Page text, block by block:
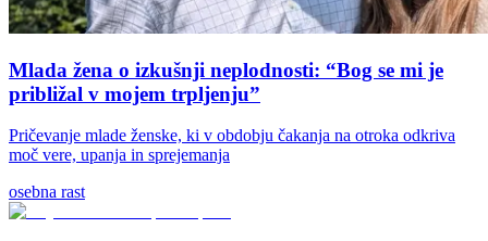
Mlada žena o izkušnji neplodnosti: “Bog se mi je
približal v mojem trpljenju”
Pričevanje mlade ženske, ki v obdobju čakanja na otroka odkriva
moč vere, upanja in sprejemanja
osebna rast